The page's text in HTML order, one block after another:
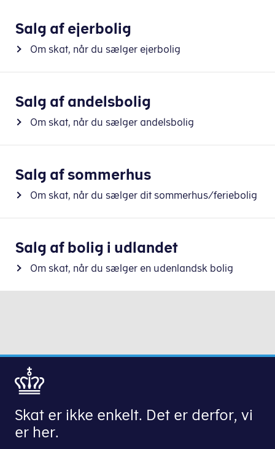
Salg af ejerbolig
Om skat, når du sælger ejerbolig
Salg af andelsbolig
Om skat, når du sælger andelsbolig
Salg af sommerhus
Om skat, når du sælger dit sommerhus/feriebolig
Salg af bolig i udlandet
Om skat, når du sælger en udenlandsk bolig
Skat er ikke enkelt. Det er derfor, vi
er her.